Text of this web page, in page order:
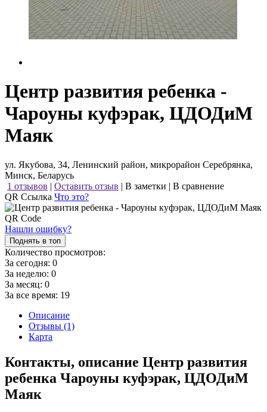
Центр развития ребенка -
Чароуны куфэрак, ЦДОДиМ
Маяк
ул. Якубова, 34, Ленинский район, микрорайон Серебрянка,
Минск, Беларусь
1 отзывов | Оставить отзыв | В заметки | В сравнение
QR Ссылка Что это?
Нашли ошибку?
Поднять в топ
Количество просмотров:
За сегодня: 0
За неделю: 0
За месяц: 0
За все время: 19
Описание
Отзывы (1)
Карта
Контакты, описание Центр развития
ребенка Чароуны куфэрак, ЦДОДиМ
Маяк